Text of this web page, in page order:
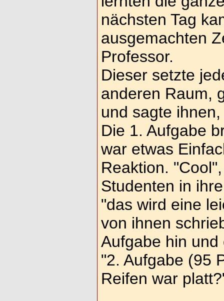
nächsten Tag
ausgemachten
Professor.
Dieser setzte
anderen Raum,
und sagte
Die 1. Aufgabe
war etwas
Reaktion.
Studenten in
"das wird eine
von ihnen
Aufgabe hin
"2. Aufgabe (95
Reifen war